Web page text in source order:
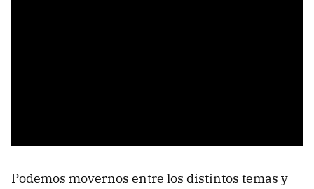
Podemos movernos entre los distintos temas y